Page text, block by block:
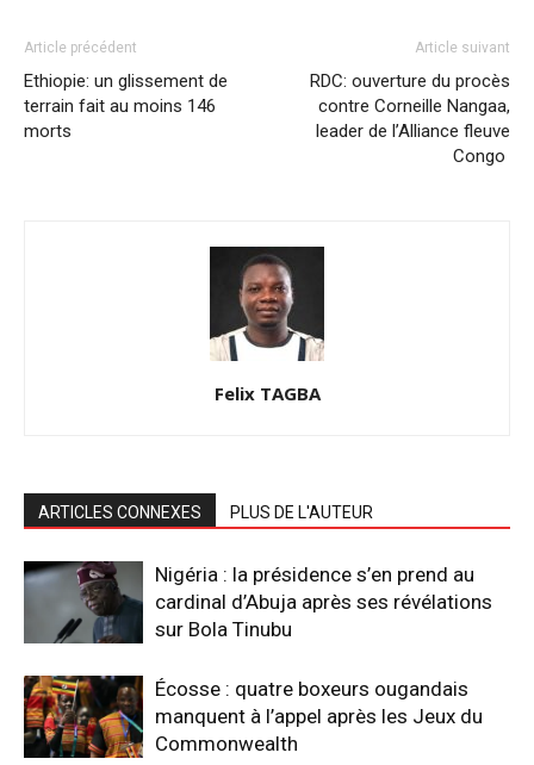
Article précédent
Ethiopie: un glissement de
terrain fait au moins 146
morts
Article suivant
RDC: ouverture du procès
contre Corneille Nangaa,
leader de l’Alliance fleuve
Congo
Felix TAGBA
ARTICLES CONNEXES PLUS DE L'AUTEUR
Nigéria : la présidence s’en prend au
cardinal d’Abuja après ses révélations
sur Bola Tinubu
Écosse : quatre boxeurs ougandais
manquent à l’appel après les Jeux du
Commonwealth